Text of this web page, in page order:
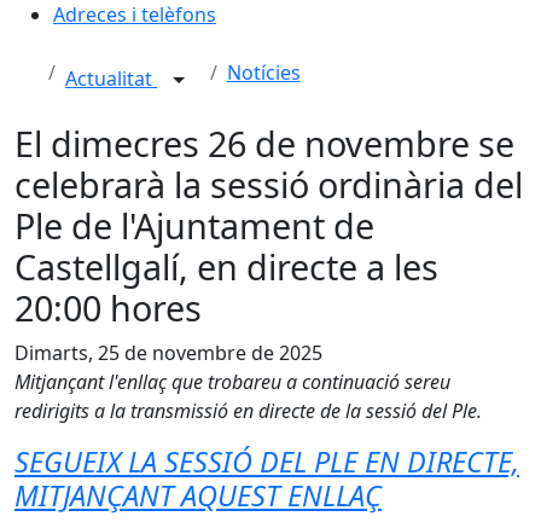
Adreces i telèfons
Actualitat Notícies
El dimecres 26 de novembre se
celebrarà la sessió ordinària del
Ple de l'Ajuntament de
Castellgalí, en directe a les
20:00 hores
Dimarts, 25 de novembre de 2025
Mitjançant l'enllaç que trobareu a continuació sereu
redirigits a la transmissió en directe de la sessió del Ple.
SEGUEIX LA SESSIÓ DEL PLE EN DIRECTE,
MITJANÇANT AQUEST ENLLAÇ